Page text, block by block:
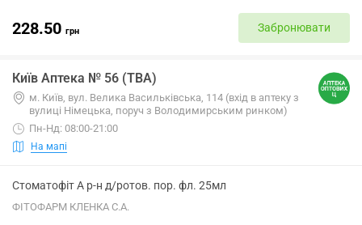
228.50 грн Забронювати
Київ Аптека № 56 (ТВА)
м. Київ, вул. Велика Васильківська, 114 (вхід в аптеку з
вулиці Німецька, поруч з Володимирським ринком)
Пн-Нд: 08:00-21:00
На мапі
Стоматофіт А р-н д/ротов. пор. фл. 25мл
ФІТОФАРМ КЛЕНКА С.А.